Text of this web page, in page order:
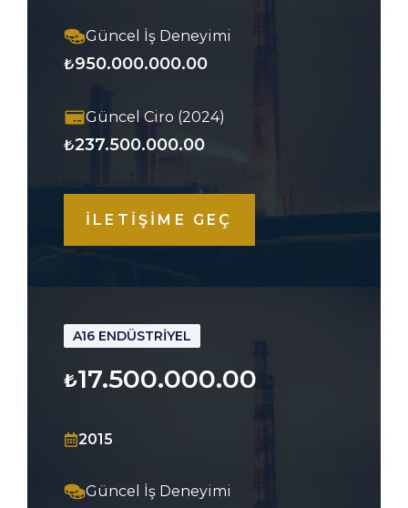
Güncel İş Deneyimi
₺950.000.000.00
Güncel Ciro (2024)
₺237.500.000.00
İLETİŞİME GEÇ
A16 ENDÜSTRİYEL
₺17.500.000.00
2015
Güncel İş Deneyimi